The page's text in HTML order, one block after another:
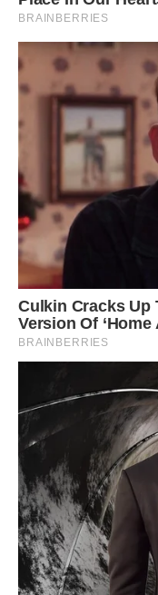
почало
тобі! Сусідці, з
про мене сказали і
сказала все про що я
себе, що я її ще й
ніколи не дозволяла
Так ось я потрапила в
виправдовувалася,
вже вирішені, потім
виражалася в адресу
що я про неї вже пів
плітках НЕ замішана.
Скандал вщух, але
віддалилися. Після
погляди і
переїду. Кинула я
відпочила і
орендуємо
сестра чоловіка.
Вона поступила в
гуртожиток їй дали
змирилася, адже я
часом її
уривками, але терплю.
Пізніше дізналася,